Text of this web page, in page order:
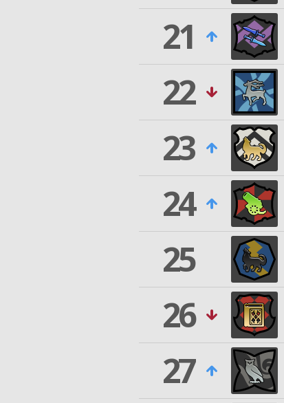
21
22
23
24
25
26
27